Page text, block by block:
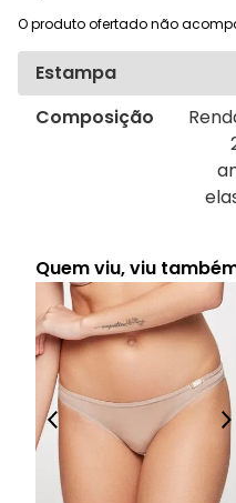
O produto ofertado não
Estampa
Composição
Quem viu, viu